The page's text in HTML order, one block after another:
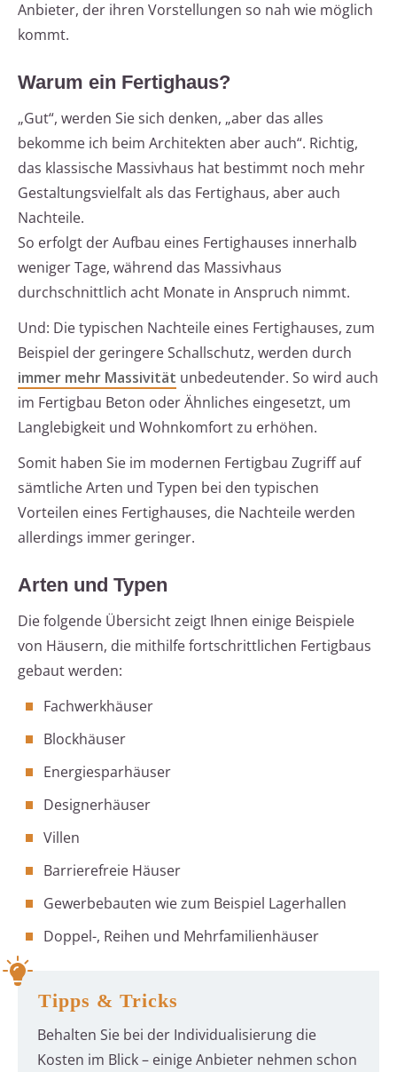
Anbieter, der ihren Vorstellungen so nah wie möglich
kommt.
Warum ein Fertighaus?
„Gut“, werden Sie sich denken, „aber das alles
bekomme ich beim Architekten aber auch“. Richtig,
das klassische Massivhaus hat bestimmt noch mehr
Gestaltungsvielfalt als das Fertighaus, aber auch
Nachteile.
So erfolgt der Aufbau eines Fertighauses innerhalb
weniger Tage, während das Massivhaus
durchschnittlich acht Monate in Anspruch nimmt.
Und: Die typischen Nachteile eines Fertighauses, zum
Beispiel der geringere Schallschutz, werden durch
immer mehr Massivität unbedeutender. So wird auch
im Fertigbau Beton oder Ähnliches eingesetzt, um
Langlebigkeit und Wohnkomfort zu erhöhen.
Somit haben Sie im modernen Fertigbau Zugriff auf
sämtliche Arten und Typen bei den typischen
Vorteilen eines Fertighauses, die Nachteile werden
allerdings immer geringer.
Arten und Typen
Die folgende Übersicht zeigt Ihnen einige Beispiele
von Häusern, die mithilfe fortschrittlichen Fertigbaus
gebaut werden:
Fachwerkhäuser
Blockhäuser
Energiesparhäuser
Designerhäuser
Villen
Barrierefreie Häuser
Gewerbebauten wie zum Beispiel Lagerhallen
Doppel-, Reihen und Mehrfamilienhäuser
Tipps & Tricks
Behalten Sie bei der Individualisierung die
Kosten im Blick – einige Anbieter nehmen schon